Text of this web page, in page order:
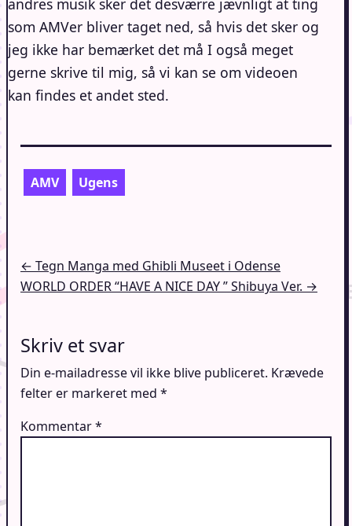
som AMVer bliver taget ned, så hvis det sker og
jeg ikke har bemærket det må I også meget
gerne skrive til mig, så vi kan se om videoen
kan findes et andet sted.
AMV Ugens
Indlægsnavigation
← Tegn Manga med Ghibli Museet i Odense
WORLD ORDER “HAVE A NICE DAY ” Shibuya Ver. →
Skriv et svar
Din e-mailadresse vil ikke blive publiceret. Krævede
felter er markeret med *
Kommentar*